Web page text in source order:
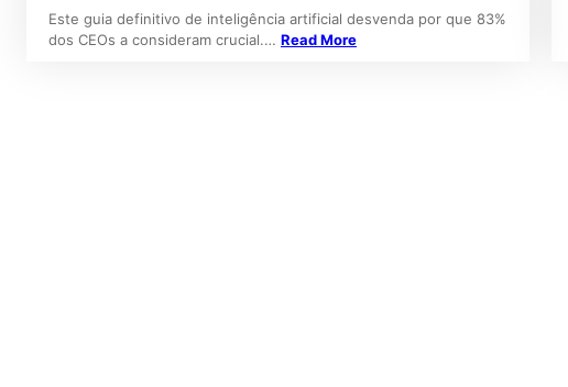
Este guia definitivo de inteligência artificial desvenda por que 83%
dos CEOs a consideram crucial.… Read More